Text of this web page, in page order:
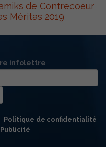
de Contrecoeur
Méritas 2019
infolettre
Politique de confidentialité
Publicité